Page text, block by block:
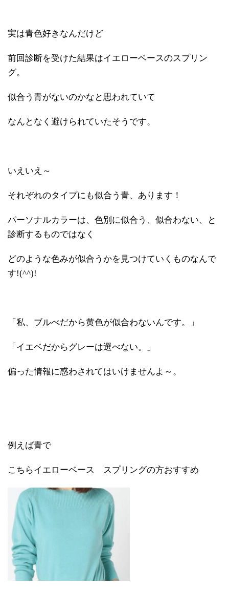
実は青色好きなんだけど
前回診断を受けた結果はイエローベースのスプリン
グ。
似合う青がないのかなと思われていて
なんとなく避けられていたそうです。
いえいえ～
それぞれのタイプにも似合う青、あります！
パーソナルカラーは、色別に似合う、似合わない、と
診断するものではなく
どのような色みが似合うかを見つけていくものなんで
す!(^^)!
「私、ブルべだから黄色が似合わないんです。」
「イエベだからグレーは選べない。」
偏った情報に惑わされてはいけませんよ～。
例えば青で
こちらイエローベース スプリングの方おすすめ